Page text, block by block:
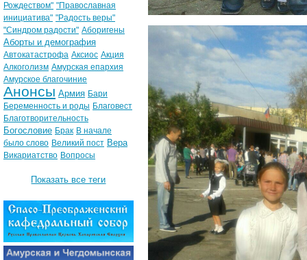
Рождеством" "Православная
инициатива" "Радость веры"
"Синдром радости" Аборигены
Аборты и демография
Автокатастрофа Аксиос Акция
Алкоголизм Амурская епархия
Амурское благочиние
Анонсы Армия Бари
Беременность и роды Благовест
Благотворительность
Богословие Брак В начале
было слово Великий пост Вера
Викариатство Вопросы
Показать все теги